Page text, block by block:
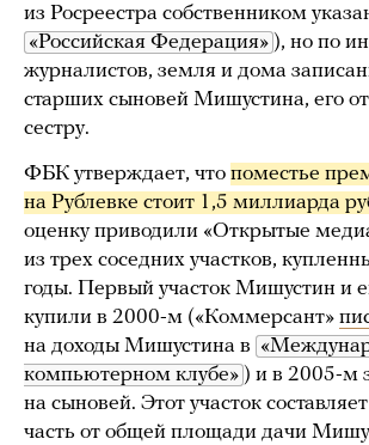
из Росреестра собственником
«Российская Федерация» ), но по
журналистов, земля и дома
старших сыновей Мишустина, его
сестру.
ФБК утверждает, что поместье
на Рублевке стоит 1,5 миллиарда
оценку приводили «Открытые
из трех соседних участков,
годы. Первый участок Мишустин и
купили в 2000-м («Коммерсант»
на доходы Мишустина в
компьютерном клубе» ) и в 2005-м
на сыновей. Этот участок
часть от общей площади дачи